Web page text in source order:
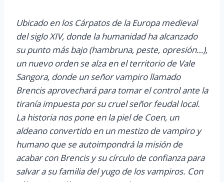
Ubicado en los Cárpatos de la Europa medieval
del siglo XIV, donde la humanidad ha alcanzado
su punto más bajo (hambruna, peste, opresión…),
un nuevo orden se alza en el territorio de Vale
Sangora, donde un señor vampiro llamado
Brencis aprovechará para tomar el control ante la
tiranía impuesta por su cruel señor feudal local.
La historia nos pone en la piel de Coen, un
aldeano convertido en un mestizo de vampiro y
humano que se autoimpondrá la misión de
acabar con Brencis y su círculo de confianza para
salvar a su familia del yugo de los vampiros. Con